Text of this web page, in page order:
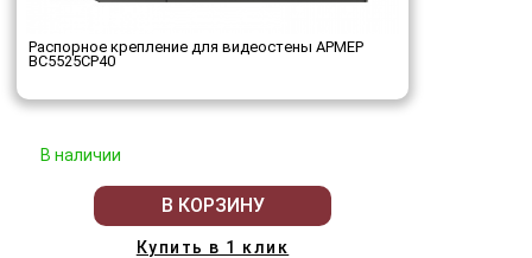
Распорное крепление для видеостены АРМЕР
ВС5525СР40
В наличии
В КОРЗИНУ
Купить в 1 клик